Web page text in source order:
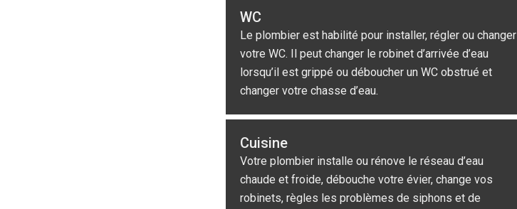
WC
Le plombier est habilité pour installer, régler ou changer
votre WC. Il peut changer le robinet d’arrivée d’eau
lorsqu’il est grippé ou déboucher un WC obstrué et
changer votre chasse d’eau.
Cuisine
Votre plombier installe ou rénove le réseau d’eau
chaude et froide, débouche votre évier, change vos
robinets, règles les problèmes de siphons et de